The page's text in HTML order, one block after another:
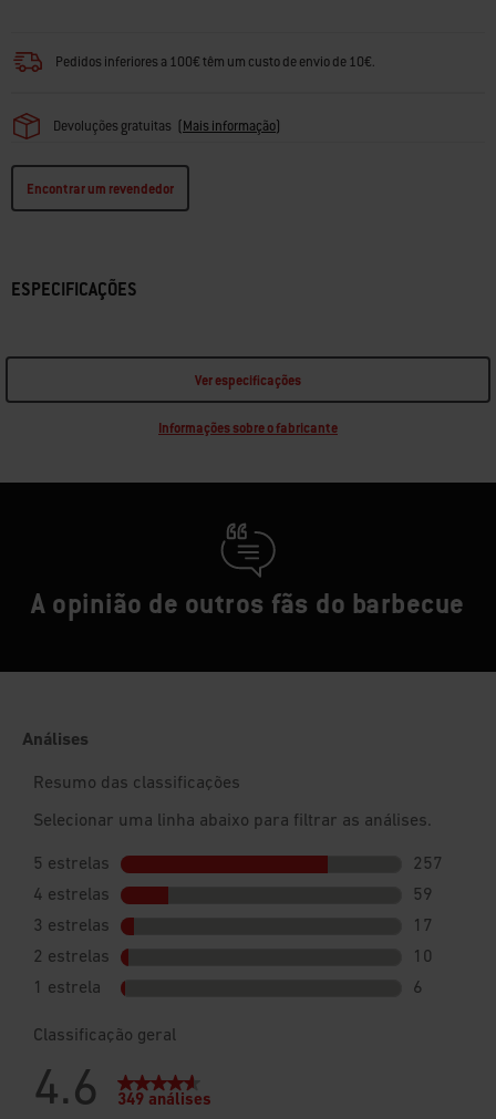
Pedidos inferiores a 100€ têm um custo de envio de 10€.
Devoluções gratuitas (Mais informação)
Encontrar um revendedor
ESPECIFICAÇÕES
Ver especificações
Informações sobre o fabricante
A opinião de outros fãs do barbecue